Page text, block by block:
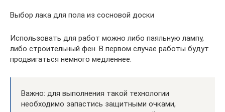
Выбор лака для пола из сосновой доски
Использовать для работ можно либо паяльную лампу,
либо строительный фен. В первом случае работы будут
продвигаться немного медленнее.
Важно: для выполнения такой технологии
необходимо запастись защитными очками,